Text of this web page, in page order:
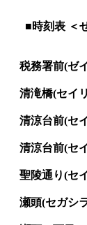
■時刻表 ＜
税務署前(ゼ
清滝橋(セイ
清涼台前(セ
清涼台前(セ
聖陵通り(セ
瀬頭(セガシ